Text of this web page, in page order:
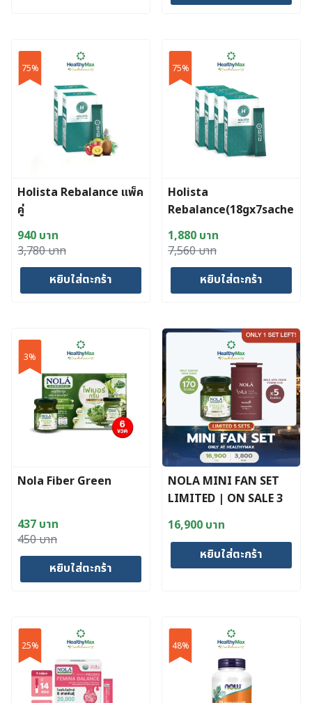
75%
Holista Rebalance แพ็ค
คู่
3,780บาท
Original
price
940 บาท
Current
price
หยิบใส่ตะกร้า
75%
Holista
Rebalance(18gx7sache
tsx4boxes)
7,560บาท
Original
price
1,880 บาท
Current
price
หยิบใส่ตะกร้า
3%
Nola Fiber Green
450บาท
Original
price
437 บาท
Current
price
หยิบใส่ตะกร้า
NOLA MINI FAN SET
LIMITED | ON SALE 3
August 26 13:00 น.
16,900 บาท
หยิบใส่ตะกร้า
25% 48%